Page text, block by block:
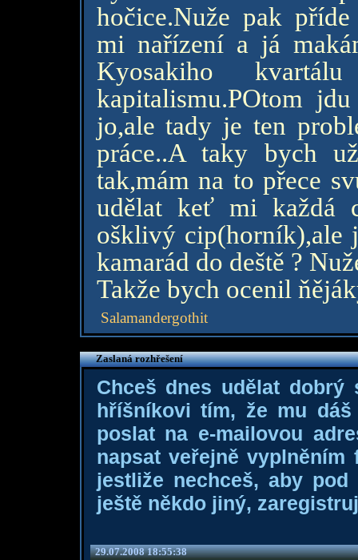
hočice.Nuže pak
mi nařízení a já
Kyosakiho
kapitalismu.POtom
jo,ale tady je ten
práce..A taky bych
tak,mám na to přece
udělat keť mi každá
ošklivý cip(horník),ale
kamarád do deště ?
Takže bych ocenil
Salamandergothit
Zaslaná rozhřešení
Chceš dnes udělat dobrý
hříšníkovi tím, že mu
poslat na e-mailovou
napsat veřejně
jestliže nechceš, aby
ještě někdo jiný,
29.07.2008 18:55:38